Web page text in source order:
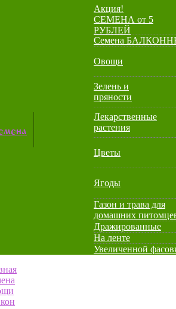
Акция!
СЕМЕНА от 5
РУБЛЕЙ
Семена
Овощи
Зелень и
пряности
Лекарственные
растения
Цветы
Ягоды
Газон и трава для
домашних
Дражированные
На ленте
Увеличенной